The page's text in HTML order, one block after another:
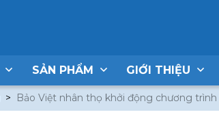
SẢN PHẨM GIỚI THIỆU
Bảo Việt nhân thọ khởi động chương trình